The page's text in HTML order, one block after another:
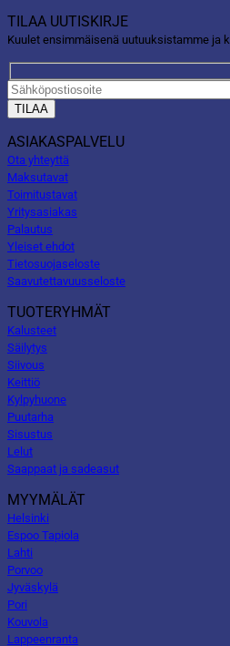
TILAA UUTISKIRJE
Kuulet ensimmäisenä uutuuksistamme ja
ASIAKASPALVELU
Ota yhteyttä
Maksutavat
Toimitustavat
Yritysasiakas
Palautus
Yleiset ehdot
Tietosuojaseloste
Saavutettavuusseloste
TUOTERYHMÄT
Kalusteet
Säilytys
Siivous
Keittiö
Kylpyhuone
Puutarha
Sisustus
Lelut
Saappaat ja sadeasut
MYYMÄLÄT
Helsinki
Espoo Tapiola
Lahti
Porvoo
Jyväskylä
Pori
Kouvola
Lappeenranta